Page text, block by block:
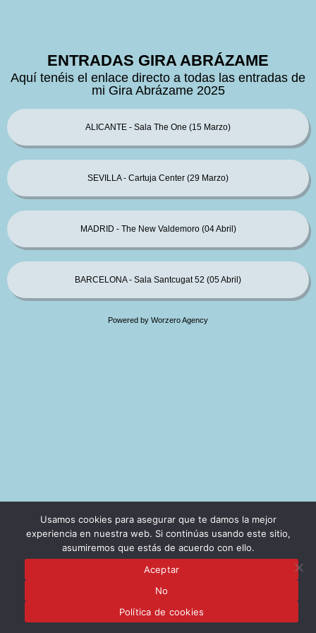
Aquí tenéis el enlace directo a todas las entradas de
mi Gira Abrázame 2025
ENTRADAS GIRA ABRÁZAME
ALICANTE - Sala The One (15 Marzo)
SEVILLA - Cartuja Center (29 Marzo)
MADRID - The New Valdemoro (04 Abril)
BARCELONA - Sala Santcugat 52 (05 Abril)
Powered by Worzero Agency
Usamos cookies para asegurar que te damos la mejor
experiencia en nuestra web. Si continúas usando este sitio,
asumiremos que estás de acuerdo con ello.
Aceptar
No
Política de cookies